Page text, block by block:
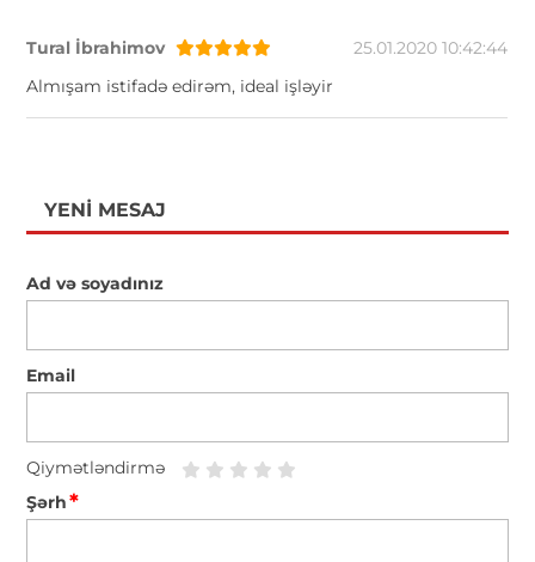
Tural İbrahimov
25.01.2020 10:42:44
Almışam istifadə edirəm, ideal işləyir
YENI MESAJ
Ad və soyadınız
Email
Qiymətləndirmə
Şərh*